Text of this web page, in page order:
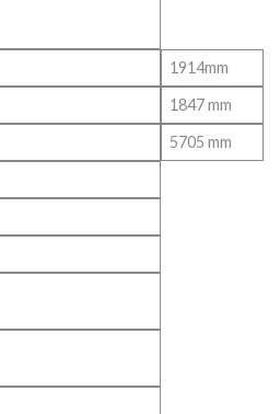
1914mm
1847 mm
5705 mm